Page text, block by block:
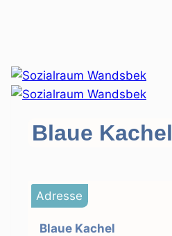
Zum
Inhalt
Blaue Kachel
Adresse
Blaue Kachel